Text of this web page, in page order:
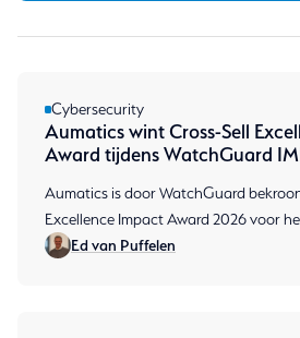
Cybersecurity
Aumatics wint Cross-Sell
Award tijdens WatchGuard
Aumatics is door WatchGuard
Excellence Impact Award 2026 voor
security-oplossingen.
Ed van Puffelen